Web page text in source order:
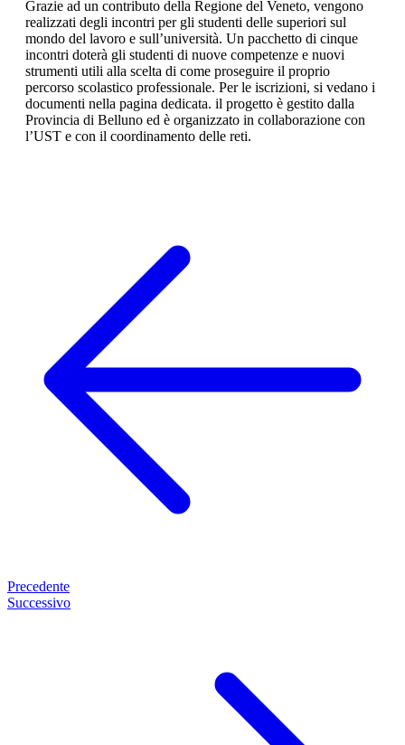
Grazie ad un contributo della Regione del Veneto, vengono
realizzati degli incontri per gli studenti delle superiori sul
mondo del lavoro e sull’università. Un pacchetto di cinque
incontri doterà gli studenti di nuove competenze e nuovi
strumenti utili alla scelta di come proseguire il proprio
percorso scolastico professionale. Per le iscrizioni, si vedano i
documenti nella pagina dedicata. il progetto è gestito dalla
Provincia di Belluno ed è organizzato in collaborazione con
l’UST e con il coordinamento delle reti.
Precedente
Successivo